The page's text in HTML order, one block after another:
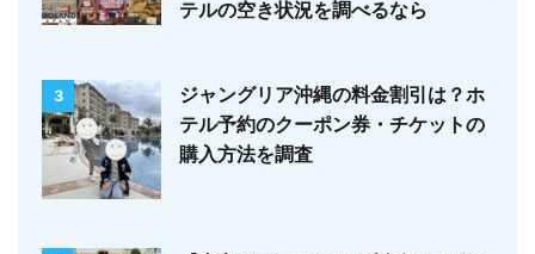
テルの空き状況を調べるなら
3
ジャングリア沖縄の料金割引は？ホ
テル予約のクーポン券・チケットの
購入方法を調査